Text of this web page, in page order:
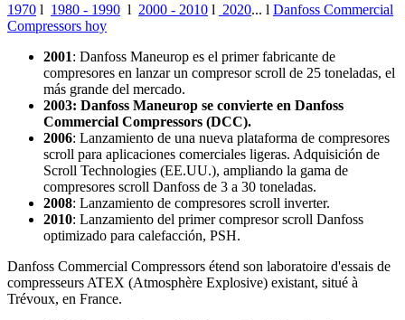
1970 l 1980 - 1990 l 2000 - 2010 l 2020... l Danfoss Commercial
Compressors hoy
2001: Danfoss Maneurop es el primer fabricante de
compresores en lanzar un compresor scroll de 25 toneladas, el
más grande del mercado.
2003: Danfoss Maneurop se convierte en Danfoss
Commercial Compressors (DCC).
2006: Lanzamiento de una nueva plataforma de compresores
scroll para aplicaciones comerciales ligeras. Adquisición de
Scroll Technologies (EE.UU.), ampliando la gama de
compresores scroll Danfoss de 3 a 30 toneladas.
2008: Lanzamiento de compresores scroll inverter.
2010: Lanzamiento del primer compresor scroll Danfoss
optimizado para calefacción, PSH.
Danfoss Commercial Compressors étend son laboratoire d'essais de
compresseurs ATEX (Atmosphère Explosive) existant, situé à
Trévoux, en France.